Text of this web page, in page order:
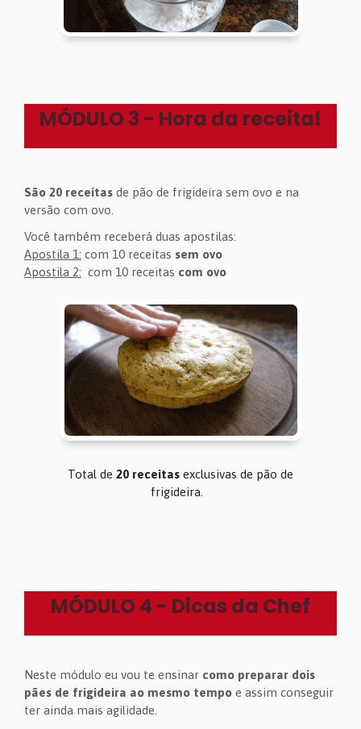
MÓDULO 3 - Hora da receita!
São 20 receitas de pão de frigideira sem ovo e na
versão com ovo.
Você também receberá duas apostilas:
Apostila 1: com 10 receitas sem ovo
Apostila 2: com 10 receitas com ovo
Total de 20 receitasexclusivas de pão de
frigideira.
MÓDULO 4 - Dicas da Chef
Neste módulo eu vou te ensinar como preparar dois
pães de frigideira ao mesmo tempo e assim conseguir
ter ainda mais agilidade.